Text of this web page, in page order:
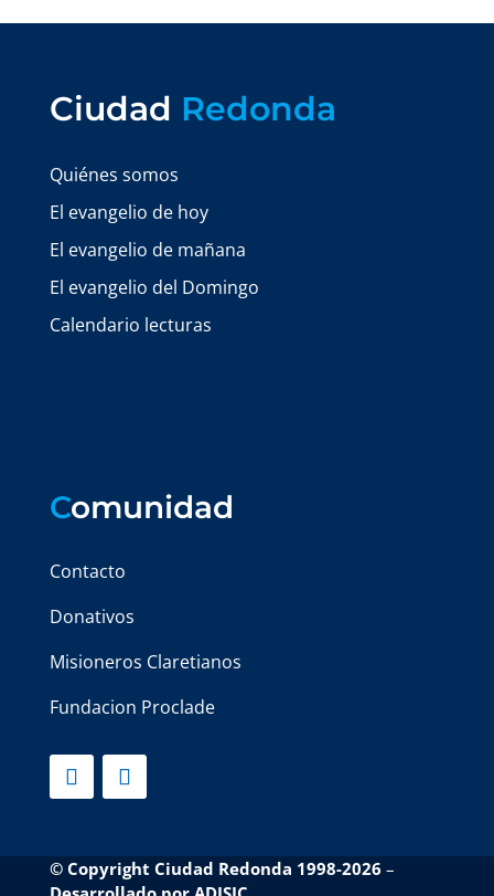
Ciudad Redonda
Quiénes somos
El evangelio de hoy
El evangelio de mañana
El evangelio del Domingo
Calendario lecturas
Comunidad
Contacto
Donativos
Misioneros Claretianos
Fundacion Proclade
© Copyright Ciudad Redonda 1998-2026 –